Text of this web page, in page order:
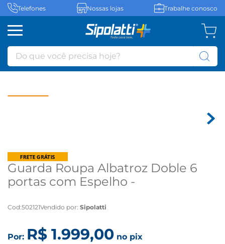
Telefones Nossas lojas Trabalhe conosco
Do que você precisa hoje?
Guarda Roupa Albatroz Doble 6
portas com Espelho -
Cod:502121Vendido por: Sipolatti
Por: R$ 1.999,00 no pix